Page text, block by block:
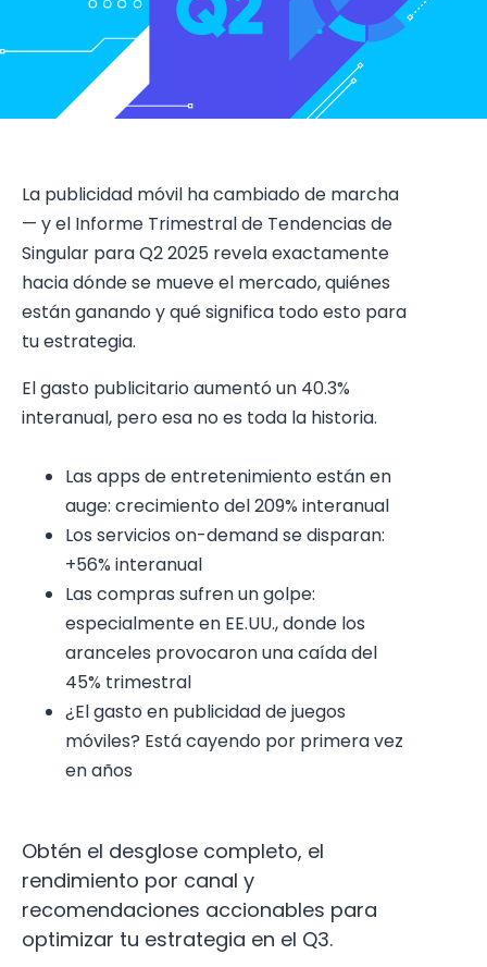
La publicidad móvil ha cambiado de marcha
— y el Informe Trimestral de Tendencias de
Singular para Q2 2025 revela exactamente
hacia dónde se mueve el mercado, quiénes
están ganando y qué significa todo esto para
tu estrategia.
El gasto publicitario aumentó un 40.3%
interanual, pero esa no es toda la historia.
Las apps de entretenimiento están en
auge: crecimiento del 209% interanual
Los servicios on-demand se disparan:
+56% interanual
Las compras sufren un golpe:
especialmente en EE.UU., donde los
aranceles provocaron una caída del
45% trimestral
¿El gasto en publicidad de juegos
móviles? Está cayendo por primera vez
en años
Obtén el desglose completo, el
rendimiento por canal y
recomendaciones accionables para
optimizar tu estrategia en el Q3.